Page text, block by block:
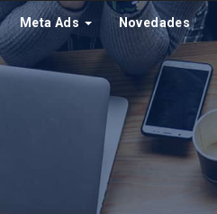
Meta Ads Novedades